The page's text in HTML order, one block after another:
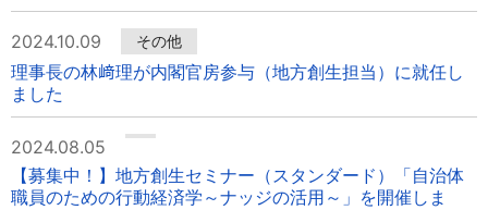
2024.10.09 その他
理事長の林﨑理が内閣官房参与（地方創生担当）に就任し
ました
2024.08.05
【募集中！】地方創生セミナー（スタンダード）「自治体
職員のための行動経済学～ナッジの活用～」を開催しま